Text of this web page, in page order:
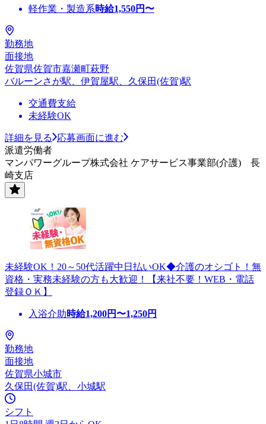
軽作業・製造系時給1,550円〜
勤務地
面接地
佐賀県佐賀市嘉瀬町萩野
バルーンさが駅、伊賀屋駅、久保田(佐賀)駅
交通費支給
未経験OK
詳細を見る
応募画面に進む
派遣労働者
マンパワーグループ株式会社 ケアサービス事業部(介護) 長
崎支店
未経験OK！20～50代活躍中日払いOK◆介護のオシゴト！無
資格・実務未経験の方も大歓迎！【来社不要！WEB・電話
登録ＯＫ】
入浴介助時給1,200円〜1,250円
勤務地
面接地
佐賀県小城市
久保田(佐賀)駅、小城駅
シフト